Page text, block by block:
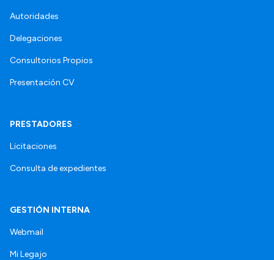
Autoridades
Delegaciones
Consultorios Propios
Presentación CV
PRESTADORES
Licitaciones
Consulta de expedientes
GESTIÓN INTERNA
Webmail
Mi Legajo